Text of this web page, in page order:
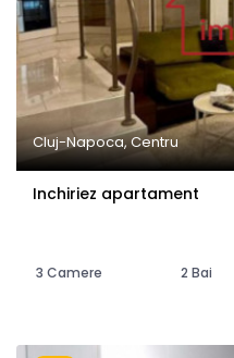
Cluj-Napoca, Centru
Inchiriez apartament
3 Camere 2 Bai